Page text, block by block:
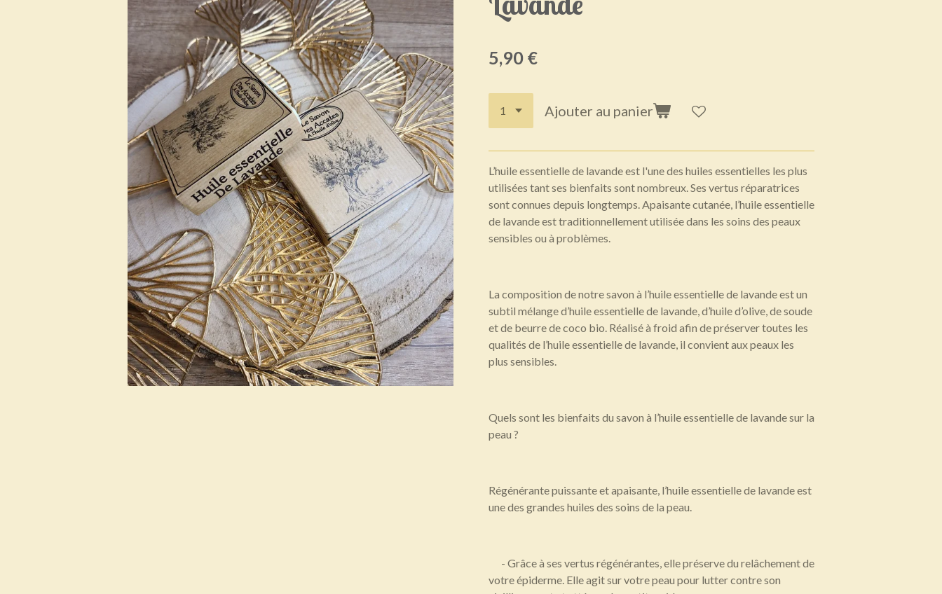
5,90 €
Ajouter au panier
L’huile essentielle de lavande est l'une des huiles essentielles les plus
utilisées tant ses bienfaits sont nombreux. Ses vertus réparatrices
sont connues depuis longtemps. Apaisante cutanée, l’huile essentielle
de lavande est traditionnellement utilisée dans les soins des peaux
sensibles ou à problèmes.
La composition de notre savon à l’huile essentielle de lavande est un
subtil mélange d’huile essentielle de lavande, d’huile d’olive, de soude
et de beurre de coco bio. Réalisé à froid afin de préserver toutes les
qualités de l’huile essentielle de lavande, il convient aux peaux les
plus sensibles.
Quels sont les bienfaits du savon à l’huile essentielle de lavande sur la
peau ?
Régénérante puissante et apaisante, l’huile essentielle de lavande est
une des grandes huiles des soins de la peau.
- Grâce à ses vertus régénérantes, elle préserve du relâchement de
votre épiderme. Elle agit sur votre peau pour lutter contre son